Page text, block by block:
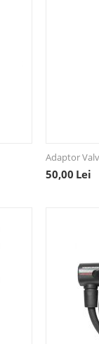
Adaptor
50,00 Lei